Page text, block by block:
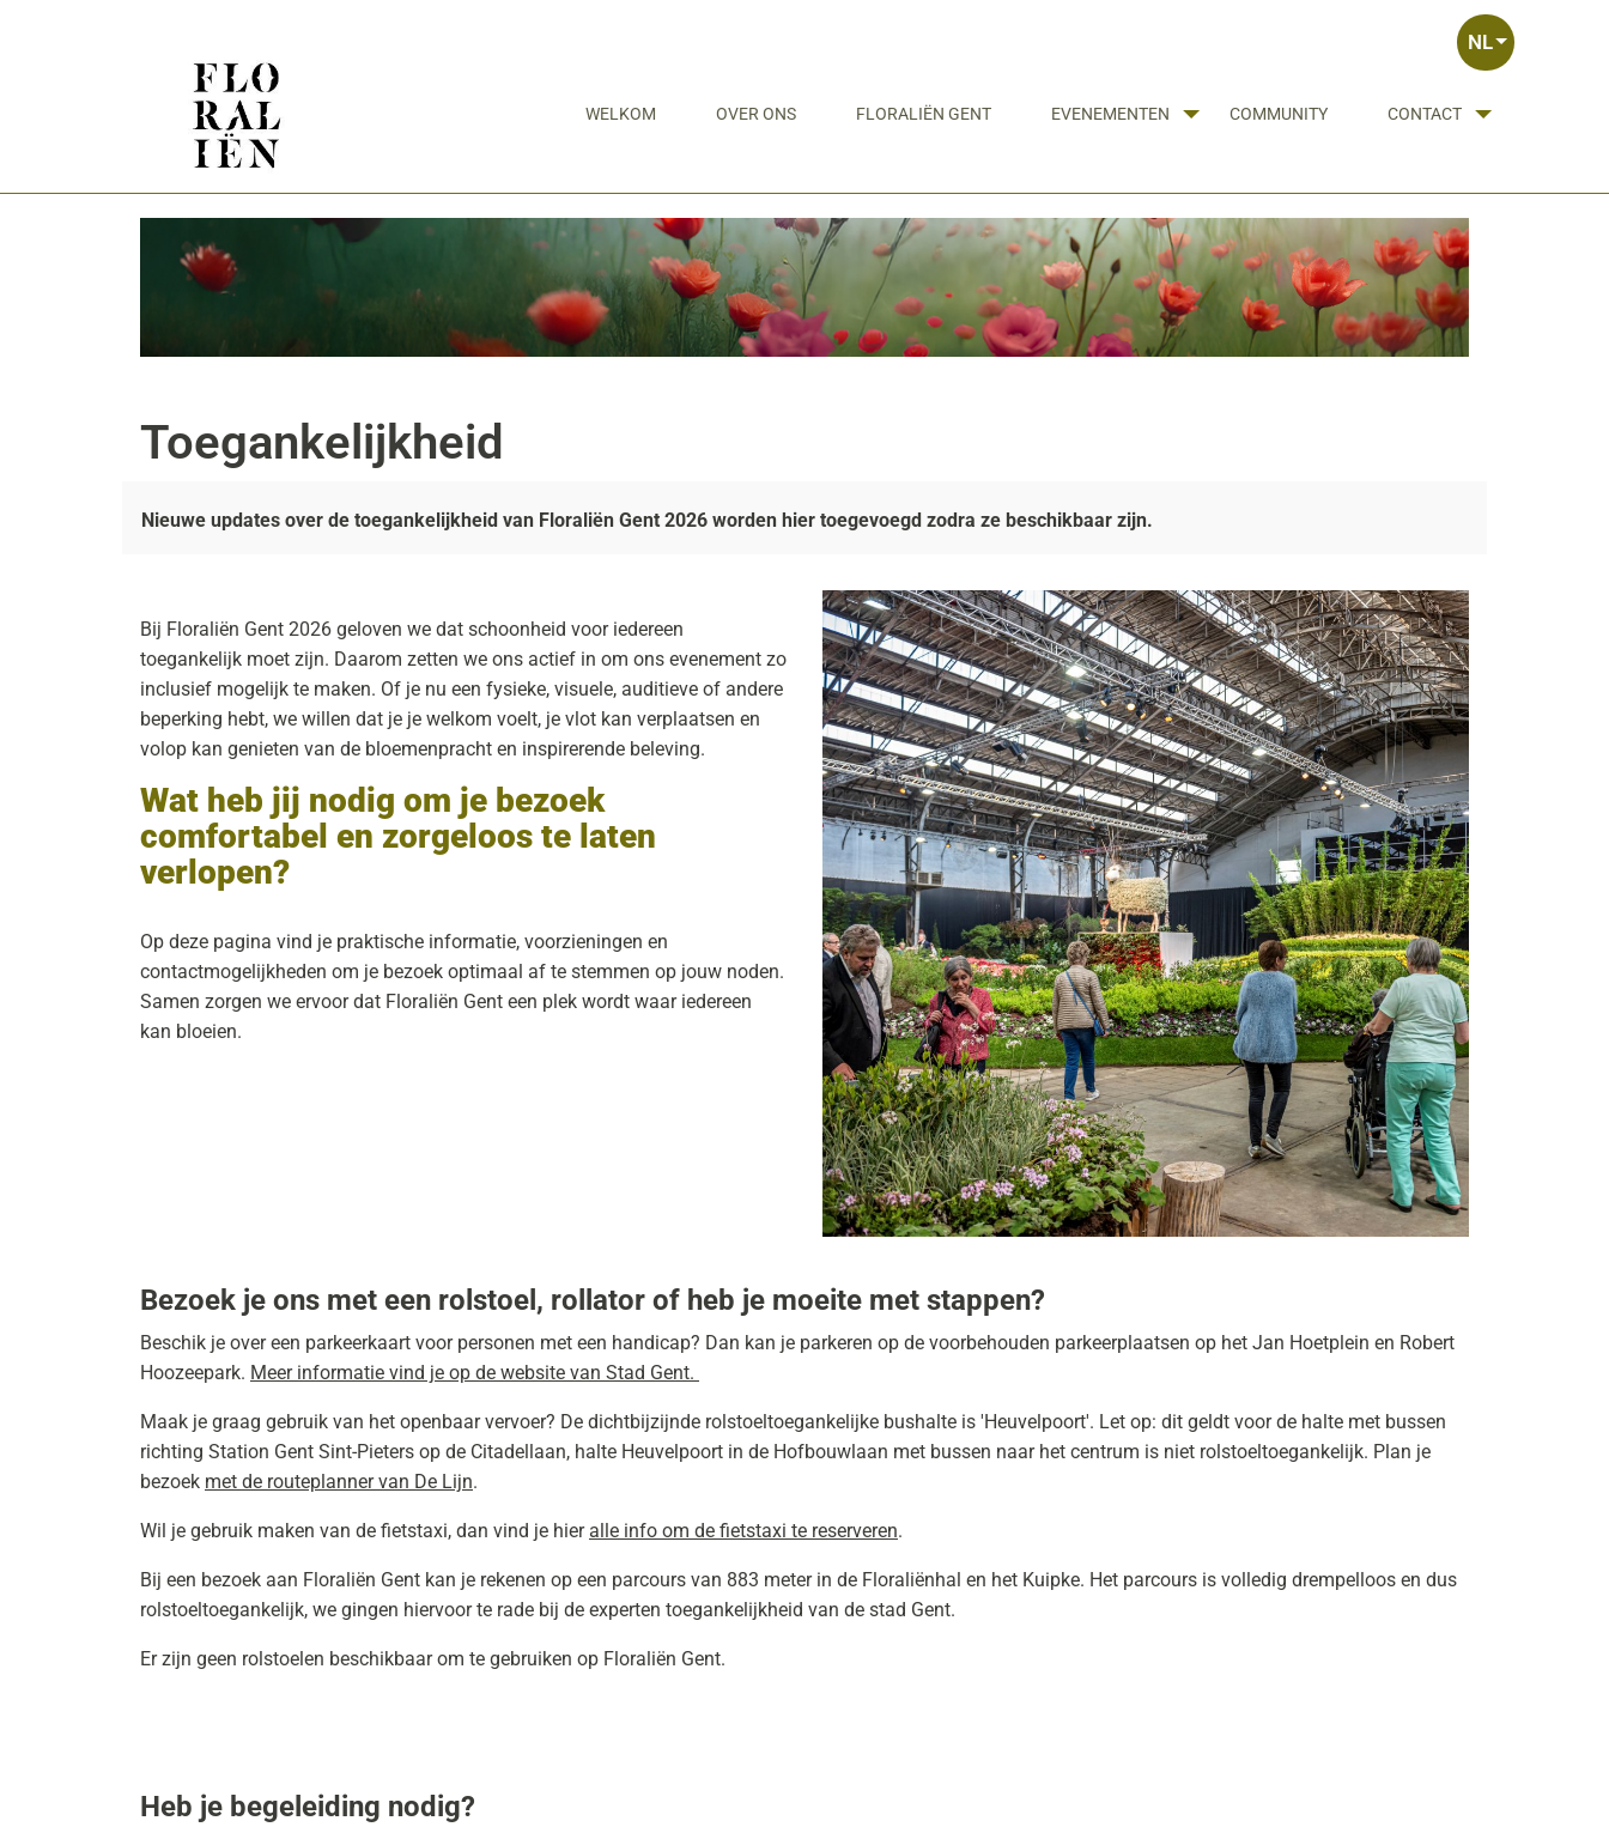
NL
WELKOM OVER ONS FLORALIËN GENT EVENEMENTEN COMMUNITY CONTACT
Toegankelijkheid
Nieuwe updates over de toegankelijkheid van Floraliën Gent 2026 worden hier toegevoegd zodra ze beschikbaar zijn.
Bij Floraliën Gent 2026 geloven we dat schoonheid voor iedereen
toegankelijk moet zijn. Daarom zetten we ons actief in om ons evenement zo
inclusief mogelijk te maken. Of je nu een fysieke, visuele, auditieve of andere
beperking hebt, we willen dat je je welkom voelt, je vlot kan verplaatsen en
volop kan genieten van de bloemenpracht en inspirerende beleving.
Wat heb jij nodig om je bezoek
comfortabel en zorgeloos te laten
verlopen?
Op deze pagina vind je praktische informatie, voorzieningen en
contactmogelijkheden om je bezoek optimaal af te stemmen op jouw noden.
Samen zorgen we ervoor dat Floraliën Gent een plek wordt waar iedereen
kan bloeien.
Bezoek je ons met een rolstoel, rollator of heb je moeite met stappen?
Beschik je over een parkeerkaart voor personen met een handicap? Dan kan je parkeren op de voorbehouden parkeerplaatsen op het Jan Hoetplein en Robert
Hoozeepark. Meer informatie vind je op de website van Stad Gent.
Maak je graag gebruik van het openbaar vervoer? De dichtbijzijnde rolstoeltoegankelijke bushalte is 'Heuvelpoort'. Let op: dit geldt voor de halte met bussen
richting Station Gent Sint-Pieters op de Citadellaan, halte Heuvelpoort in de Hofbouwlaan met bussen naar het centrum is niet rolstoeltoegankelijk. Plan je
bezoek met de routeplanner van De Lijn.
Wil je gebruik maken van de fietstaxi, dan vind je hier alle info om de fietstaxi te reserveren.
Bij een bezoek aan Floraliën Gent kan je rekenen op een parcours van 883 meter in de Floraliënhal en het Kuipke. Het parcours is volledig drempelloos en dus
rolstoeltoegankelijk, we gingen hiervoor te rade bij de experten toegankelijkheid van de stad Gent.
Er zijn geen rolstoelen beschikbaar om te gebruiken op Floraliën Gent.
Heb je begeleiding nodig?